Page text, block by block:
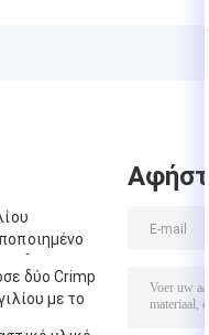
δύο Crimp
με το